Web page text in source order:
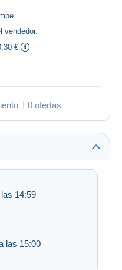
vendedor.
€
0 ofertas
14:59
las 15:00